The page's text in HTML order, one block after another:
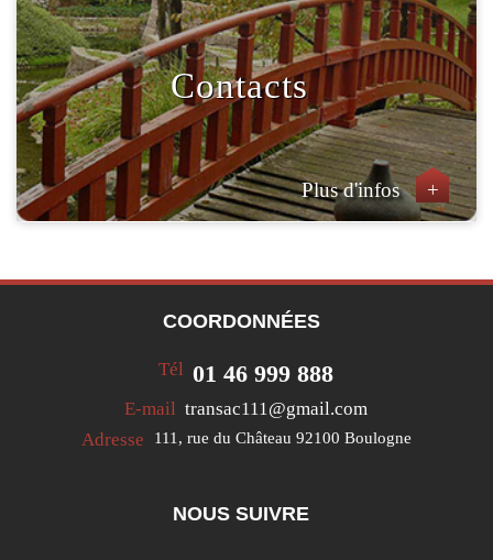
Contacts
Plus d'infos +
COORDONNÉES
Tél 01 46 999 888
E-mail transac111@gmail.com
Adresse
111, rue du Château 92100 Boulogne
NOUS SUIVRE